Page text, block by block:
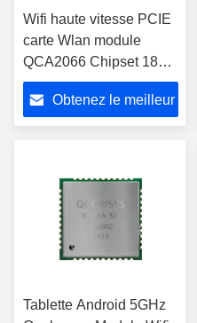
Wifi haute vitesse PCIE
carte Wlan module
QCA2066 Chipset 1800
Mbps Wifi 6 module
Obtenez le meilleur
Tablette Android 5GHz